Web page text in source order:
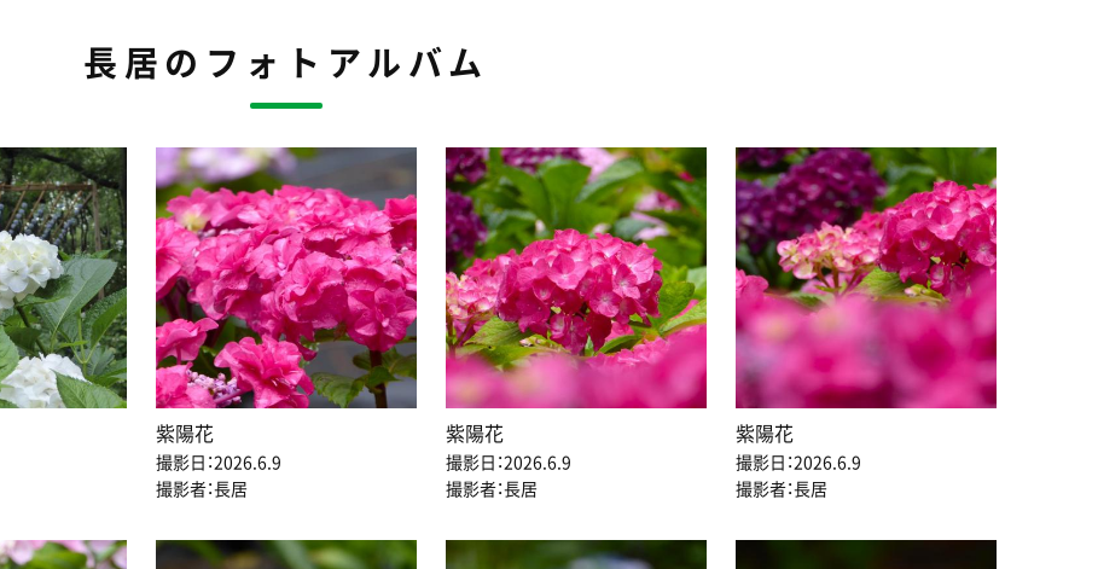
長居のフォトアルバム
紫陽花
撮影日：2026.6.9
撮影者：長居
紫陽花
撮影日：2026.6.9
撮影者：長居
紫陽花
撮影日：2026.6.9
撮影者：長居